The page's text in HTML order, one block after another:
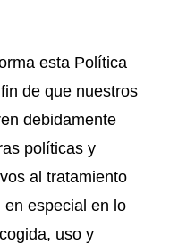
esta Política
de que nuestros
debidamente
políticas y
al tratamiento
especial en lo
uso y